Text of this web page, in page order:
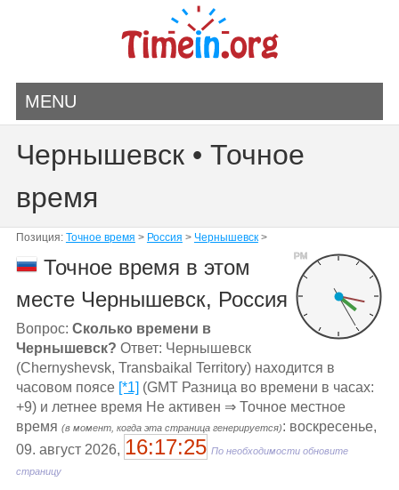
MENU
Чернышевск • Точное
время
Позиция: Точное время > Россия > Чернышевск>
PM
Точное время в этом
месте Чернышевск, Россия
Вопрос: Сколько времени в
Чернышевск? Ответ: Чернышевск
(Chernyshevsk, Transbaikal Territory) находится в
часовом поясе [*1] (GMT Разница во времени в часах:
+9) и летнее время Не активен ⇒ Точное местное
время (в момент, когда эта страница генерируется): воскресенье,
09. август 2026, 16:17:25 По необходимости обновите
страницу